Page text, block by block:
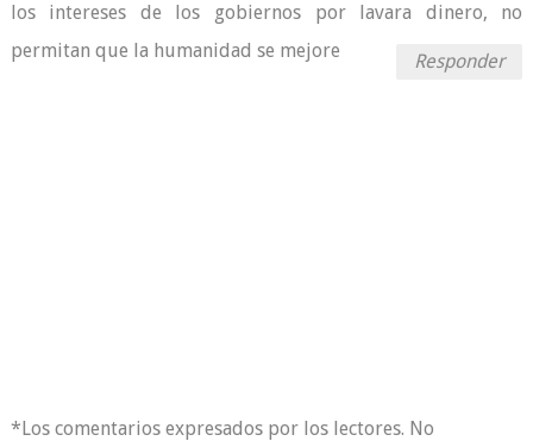
los intereses de los gobiernos por lavara dinero, no
permitan que la humanidad se mejore
Responder
*Los comentarios expresados por los lectores. No